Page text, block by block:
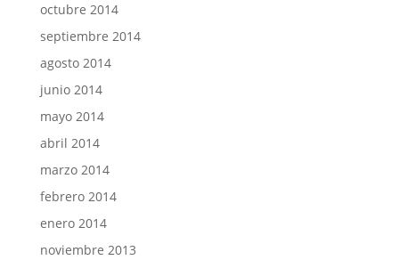
octubre 2014
septiembre 2014
agosto 2014
junio 2014
mayo 2014
abril 2014
marzo 2014
febrero 2014
enero 2014
noviembre 2013